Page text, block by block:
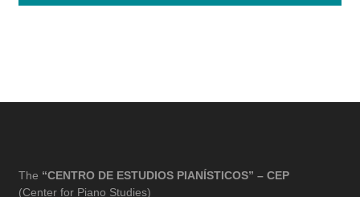
The “CENTRO DE ESTUDIOS PIANÍSTICOS” – CEP
(Center for Piano Studies)